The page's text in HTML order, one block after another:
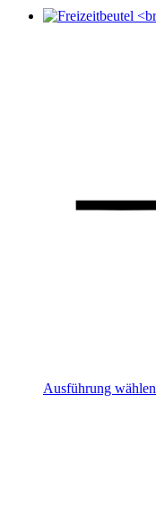
Ausführung wählen